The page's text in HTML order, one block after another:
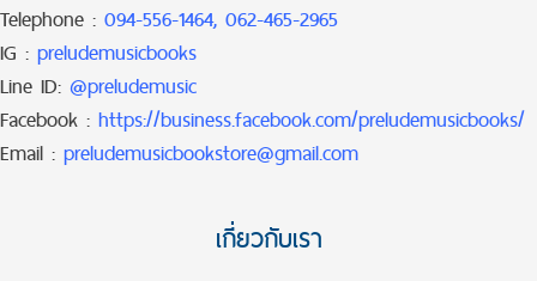
Telephone : 094-556-1464, 062-465-2965
IG : preludemusicbooks
Line ID: @preludemusic
Facebook : https://business.facebook.com/preludemusicbooks/
Email : preludemusicbookstore@gmail.com
เกี่ยวกับเรา